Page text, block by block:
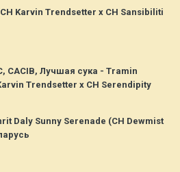
Karvin Trendsetter x CH Sansibiliti
CACIB, Лучшая сука - Tramin
Trendsetter x CH Serendipity
Daly Sunny Serenade (CH Dewmist